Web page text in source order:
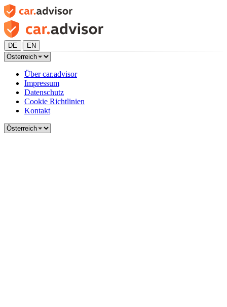
DE | EN
Über car.advisor
Impressum
Datenschutz
Cookie Richtlinien
Kontakt